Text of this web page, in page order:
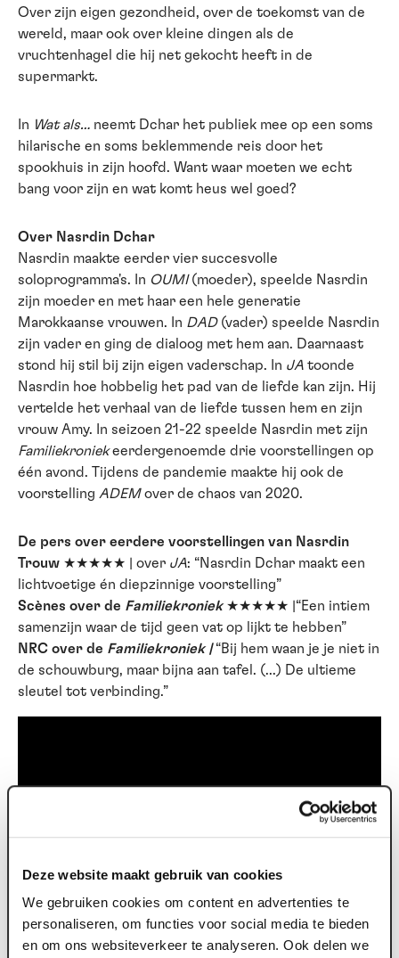
Deze website maakt gebruik van cookies
We gebruiken cookies om content en advertenties te
personaliseren, om functies voor social media te bieden
en om ons websiteverkeer te analyseren. Ook delen we
Over zijn eigen gezondheid, over de toekomst van de
wereld, maar ook over kleine dingen als de
vruchtenhagel die hij net gekocht heeft in de
supermarkt.
In Wat als… neemt Dchar het publiek mee op een soms
hilarische en soms beklemmende reis door het
spookhuis in zijn hoofd. Want waar moeten we echt
bang voor zijn en wat komt heus wel goed?
Over Nasrdin Dchar
Nasrdin maakte eerder vier succesvolle
soloprogramma's. In OUMI(moeder), speelde Nasrdin
zijn moeder en met haar een hele generatie
Marokkaanse vrouwen. In DAD(vader) speelde Nasrdin
zijn vader en ging de dialoog met hem aan. Daarnaast
stond hij stil bij zijn eigen vaderschap. In JA toonde
Nasrdin hoe hobbelig het pad van de liefde kan zijn. Hij
vertelde het verhaal van de liefde tussen hem en zijn
vrouw Amy. In seizoen 21-22 speelde Nasrdin met zijn
Familiekroniekeerdergenoemde drie voorstellingen op
één avond. Tijdens de pandemie maakte hij ook de
voorstelling ADEMover de chaos van 2020.
De pers over eerdere voorstellingen van Nasrdin
Trouw ★★★★★ | over JA: “Nasrdin Dchar maakt een
lichtvoetige én diepzinnige voorstelling”
Scènes over de Familiekroniek★★★★★ |“Een intiem
samenzijn waar de tijd geen vat op lijkt te hebben”
NRC over de Familiekroniek |“Bij hem waan je je niet in
de schouwburg, maar bijna aan tafel. (...) De ultieme
sleutel tot verbinding.”